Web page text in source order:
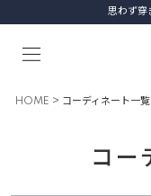
思わず穿
HOME コーディネート一覧
コー